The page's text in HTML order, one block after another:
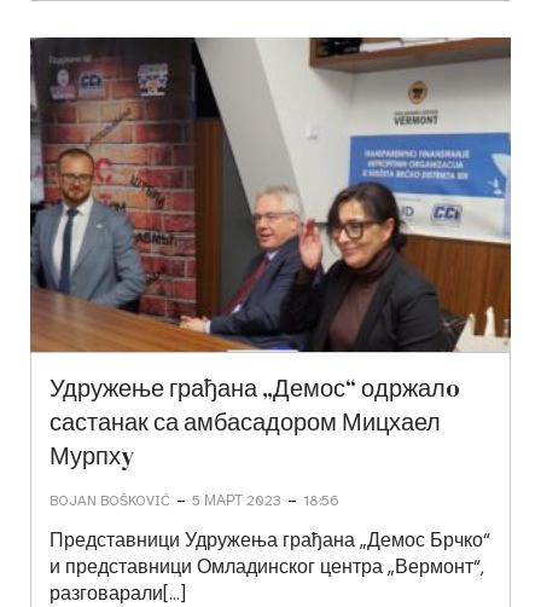
Удружење грађана „Демос“ одржалo
састанак са амбасадором Мицхаел
Мурпхy
BOJAN BOŠKOVIĆ - 5 МАРТ 2023 - 18:56
Представници Удружења грађана „Демос Брчко“
и представници Омладинског центра „Вермонт“,
разговарали[…]